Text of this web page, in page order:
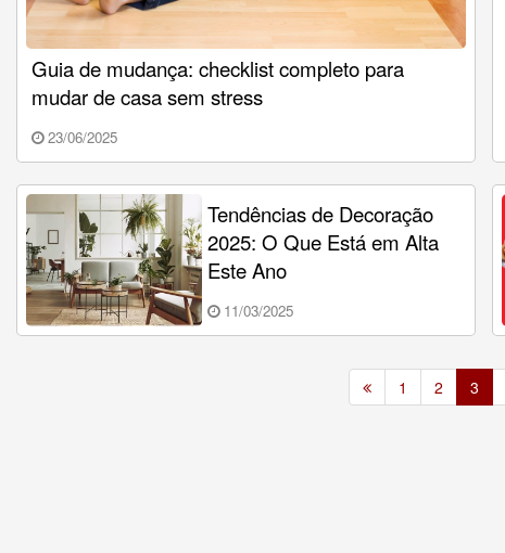
Guia de mudança: checklist completo para
mudar de casa sem stress
23/06/2025
Tendências de Decoração
2025: O Que Está em Alta
Este Ano
11/03/2025
1 2 3